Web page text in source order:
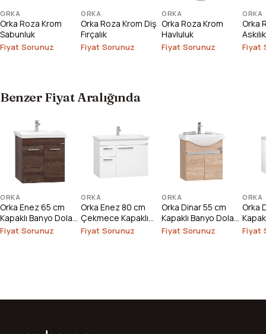
ORKA
Orka Roza Krom
Sabunluk
Fiyat Sorunuz
ORKA
Orka Roza Krom Diş
Fırçalık
Fiyat Sorunuz
ORKA
Orka Roza Krom
Havluluk
Fiyat Sorunuz
ORKA
Orka
Askılık
Fiyat
Benzer Fiyat Aralığında
ORKA
Orka Enez 65 cm
Kapaklı Banyo Dolabı
Alt Modülü
Fiyat Sorunuz
ORKA
Orka Enez 80 cm
Çekmece Kapaklı
Banyo Dolabı Alt
Fiyat Sorunuz
ORKA
Orka Dinar 55 cm
Kapaklı Banyo Dolabı
Alt Modülü
Fiyat Sorunuz
ORKA
Orka
Alt
Fiyat